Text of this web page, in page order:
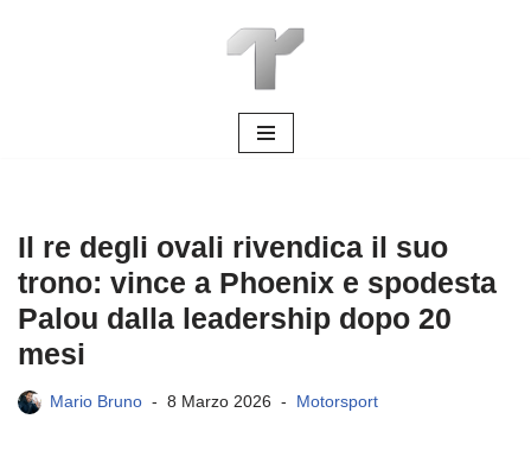
Il re degli ovali rivendica il suo
trono: vince a Phoenix e spodesta
Palou dalla leadership dopo 20
mesi
Mario Bruno 8 Marzo 2026 Motorsport